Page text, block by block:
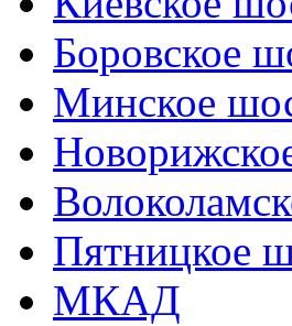
Боровское
Минское
Пятницкое
МКАД